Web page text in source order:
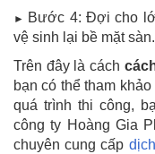
► Bước 4: Đợi cho
vệ sinh lại bề mặt sàn.
Trên đây là cách
bạn có thể tham
quá trình thi công,
công ty Hoàng Gia
chuyên cung cấp